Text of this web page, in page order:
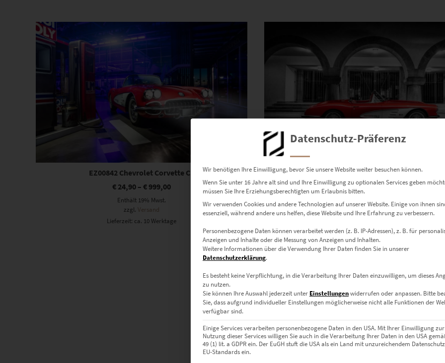
Dieses Produkt weist mehrere Varianten auf. Die Optionen können auf der Produktseite gewählt werden
EZ00842 Chevrolet Corvette C1
€ 24,90 –€ 999,00
Enthält 19% Mwst.
zzgl.Versand
Lieferzeit: ca. 10 Werktage
Dieses Produkt weist mehrere Varianten auf. Die Optionen können auf der Produktseite gewählt werden
EZ00844 Corvette C1 at Rathaus Böblingen
€24,90–€999,00
zzgl.
Versand
Datenschutz-Präferenz
Wir benötigen Ihre Einwilligung, bevor Sie unsere Website weiter besuchen können.
Wenn Sie unter 16 Jahre alt sind und Ihre Einwilligung zu optionalen Services geben
müssen Sie Ihre Erziehungsberechtigten um Erlaubnis bitten.
Wir verwenden Cookies und andere Technologien auf unserer Website. Einige von ihnen
essenziell, während andere uns helfen, diese Website und Ihre Erfahrung zu verbessern.
Personenbezogene Daten können verarbeitet werden (z. B. IP-Adressen), z. B. für
Anzeigen und Inhalte oder die Messung von Anzeigen und Inhalten.
Weitere Informationen über die Verwendung Ihrer Daten finden Sie in unserer
Datenschutzerklärung.
Es besteht keine Verpflichtung, in die Verarbeitung Ihrer Daten einzuwilligen, um dieses
zu nutzen.
Sie können Ihre Auswahl jederzeit unter Einstellungenwiderrufen oder anpassen. Bitte
Sie, dass aufgrund individueller Einstellungen möglicherweise nicht alle Funktionen der
verfügbar sind.
Einige Services verarbeiten personenbezogene Daten in den USA. Mit Ihrer Einwilligung zur
Nutzung dieser Services willigen Sie auch in die Verarbeitung Ihrer Daten in den USA
49 (1) lit. a GDPR ein. Der EuGH stuft die USA als ein Land mit unzureichendem
EU-Standards ein.